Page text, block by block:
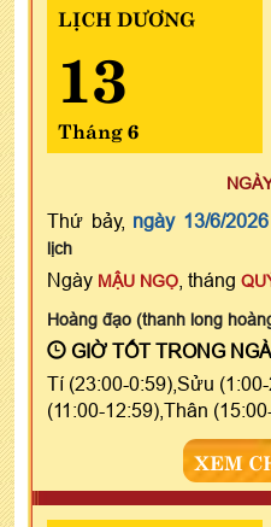
LỊCH DƯƠNG
13
Tháng 6
Thứ bảy, ngày 13/6/2026
lịch
Ngày MẬU NGỌ , tháng
Hoàng đạo (thanh long
GIỜ TỐT TRONG
Tí (23:00-0:59),Sửu
(11:00-12:59),Thân
XEM